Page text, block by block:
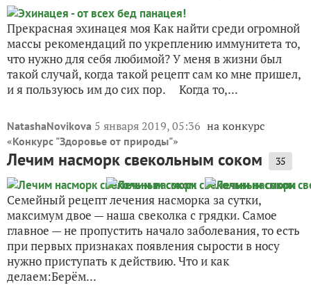
Прекрасная эхинацея моя Как найти среди огромной
массы рекомендаций по укреплению иммунитета то,
что нужно для себя любимой? У меня в жизни был
такой случай, когда такой рецепт сам ко мне пришел,
и я пользуюсь им до сих пор. Когда то,...
NatashaNovikova 5 января 2019, 05:36 на конкурс
«Конкурс "Здоровье от природы"»
Лечим насморк свекольным соком 35
Семейный рецепт лечения насморка за сутки,
максимум двое — наша свеколка с грядки. Самое
главное — не пропустить начало заболевания, то есть
при первых признаках появления сырости в носу
нужно приступать к действию. Что и как
делаем:Берём...